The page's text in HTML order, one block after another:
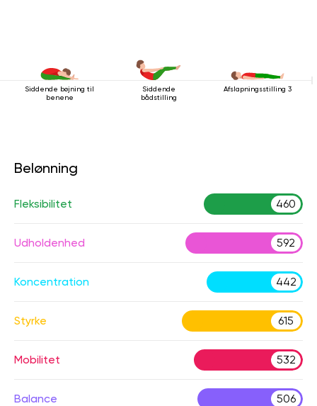
Siddende bøjning til
benene
Siddende
bådstilling
Afslapningsstilling 3
Belønning
Fleksibilitet 460
Udholdenhed 592
Koncentration 442
Styrke 615
Mobilitet 532
Balance 506